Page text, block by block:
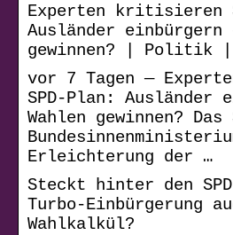
Experten kritisieren
Ausländer einbürgern
gewinnen? | Politik |
vor 7 Tagen —
SPD-Plan: Ausländer
Wahlen gewinnen?
Erleichterung der …
Steckt hinter den
Turbo-Einbürgerung
Wahlkalkül?